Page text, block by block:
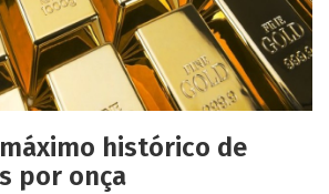
histórico de
por onça